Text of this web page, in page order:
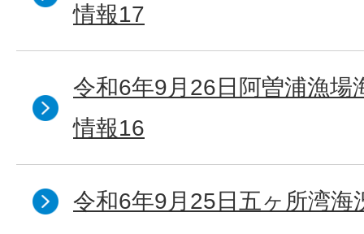
情報17
令和6年9月26日阿曽浦漁場
情報16
令和6年9月25日五ヶ所湾海